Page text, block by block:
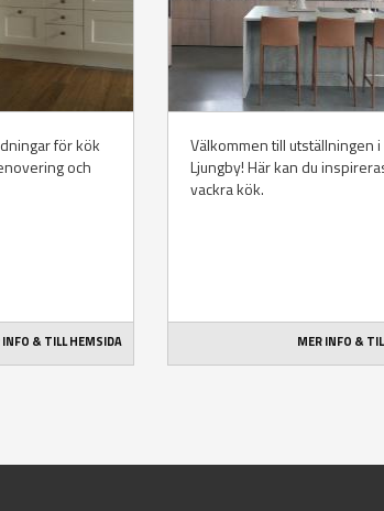
för kök
och
INFO & TILL HEMSIDA
Välkommen till utställningen i
Ljungby! Här kan du
vackra kök.
MER INFO &